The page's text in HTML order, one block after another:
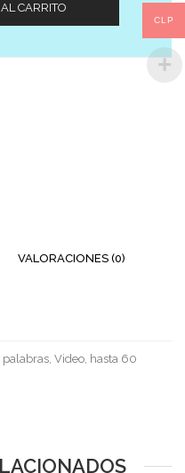
CARRITO
VALORACIONES (0)
Video, hasta 60
CLP